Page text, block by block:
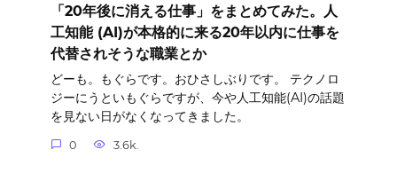
「20年後に消える仕事」をまとめてみた。人
工知能 (AI)が本格的に来る20年以内に仕事を
代替されそうな職業とか
どーも。もぐらです。おひさしぶりです。 テクノロ
ジーにうといもぐらですが、今や人工知能(AI)の話題
を見ない日がなくなってきました。
0 3.6k.